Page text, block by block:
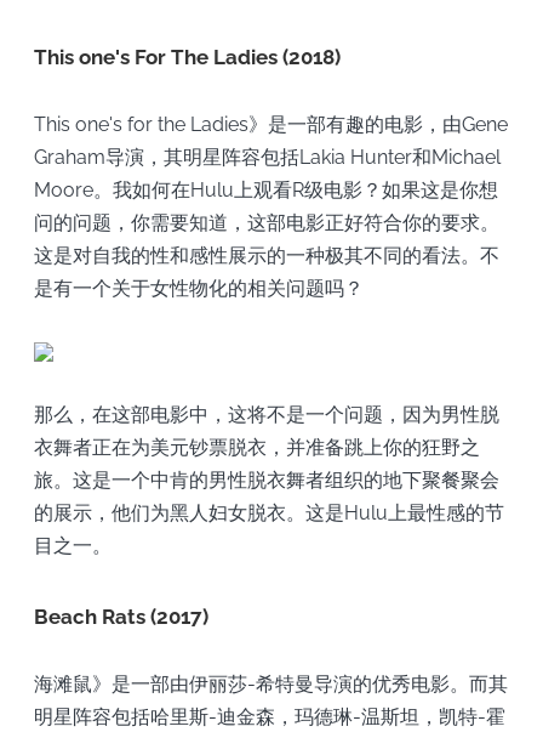
This one's For The Ladies (2018)
This one's for the Ladies》是一部有趣的电影，由Gene
Graham导演，其明星阵容包括Lakia Hunter和Michael
Moore。我如何在Hulu上观看R级电影？如果这是你想
问的问题，你需要知道，这部电影正好符合你的要求。
这是对自我的性和感性展示的一种极其不同的看法。不
是有一个关于女性物化的相关问题吗？
那么，在这部电影中，这将不是一个问题，因为男性脱
衣舞者正在为美元钞票脱衣，并准备跳上你的狂野之
旅。这是一个中肯的男性脱衣舞者组织的地下聚餐聚会
的展示，他们为黑人妇女脱衣。这是Hulu上最性感的节
目之一。
Beach Rats (2017)
海滩鼠》是一部由伊丽莎-希特曼导演的优秀电影。而其
明星阵容包括哈里斯-迪金森，玛德琳-温斯坦，凯特-霍